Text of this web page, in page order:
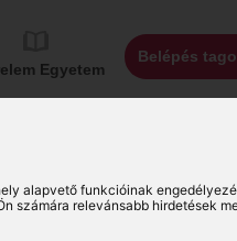
alapvető funkcióinak
számára relevánsabb hirdetések
Egyetem
Belépés